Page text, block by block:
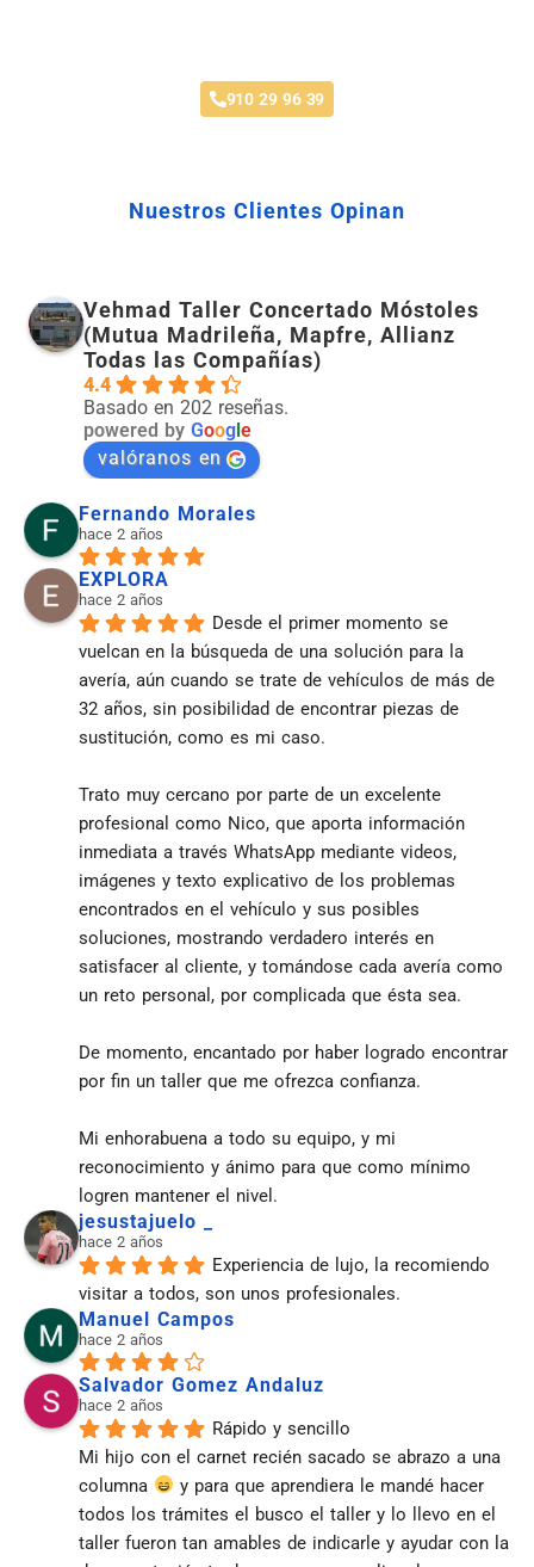
910 29 96 39
Nuestros Clientes Opinan
Vehmad Taller Concertado Móstoles
(Mutua Madrileña, Mapfre, Allianz
Todas las Compañías)
4.4
Basado en 202 reseñas.
powered by Goog e
valóranos en
Fernando Morales
hace 2 años
EXPLORA
hace 2 años
Desde el primer momento se
vuelcan en la búsqueda de una solución para la
avería, aún cuando se trate de vehículos de más de
32 años, sin posibilidad de encontrar piezas de
sustitución, como es mi caso.
Trato muy cercano por parte de un excelente
profesional como Nico, que aporta información
inmediata a través WhatsApp mediante videos,
imágenes y texto explicativo de los problemas
encontrados en el vehículo y sus posibles
soluciones, mostrando verdadero interés en
satisfacer al cliente, y tomándose cada avería como
un reto personal, por complicada que ésta sea.
De momento, encantado por haber logrado encontrar
por fin un taller que me ofrezca confianza.
Mi enhorabuena a todo su equipo, y mi
reconocimiento y ánimo para que como mínimo
logren mantener el nivel.
jesustajuelo _
hace 2 años
Experiencia de lujo, la recomiendo
visitar a todos, son unos profesionales.
Manuel Campos
hace 2 años
Salvador Gomez Andaluz
hace 2 años
Rápido y sencillo
Mi hijo con el carnet recién sacado se abrazo a una
columna
y para que aprendiera le mandé hacer
todos los trámites el busco el taller y lo llevo en el
taller fueron tan amables de indicarle y ayudar con la